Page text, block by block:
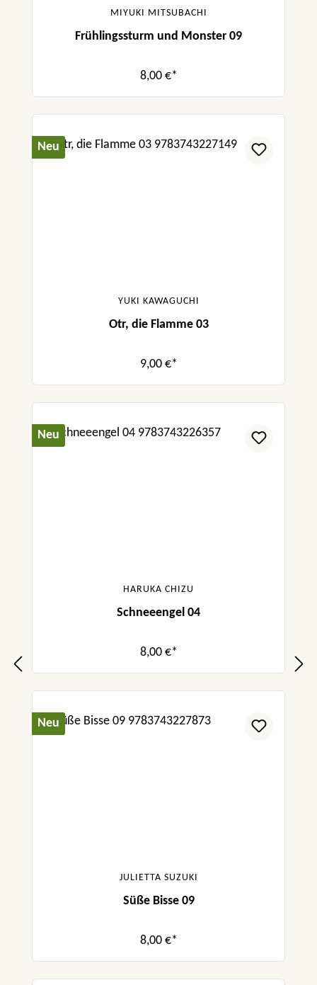
MIYUKI MITSUBACHI
Frühlingssturm und Monster 09
8,00 €*
Neu
YUKI KAWAGUCHI
Otr, die Flamme 03
9,00 €*
Neu
HARUKA CHIZU
Schneeengel 04
8,00 €*
Neu
JULIETTA SUZUKI
Süße Bisse 09
8,00 €*